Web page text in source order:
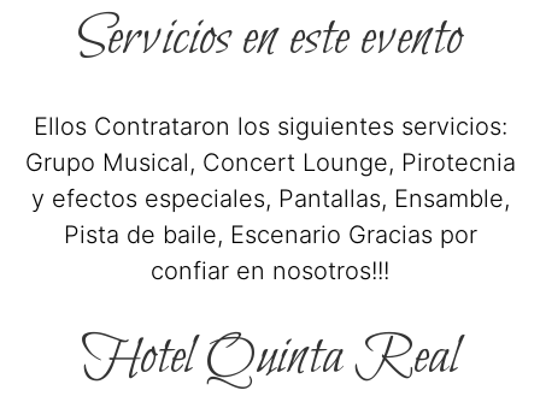
Servicios en este evento
Ellos Contrataron los siguientes servicios:
Grupo Musical, Concert Lounge, Pirotecnia
y efectos especiales, Pantallas, Ensamble,
Pista de baile, Escenario Gracias por
confiar en nosotros!!!
Hotel Quinta Real